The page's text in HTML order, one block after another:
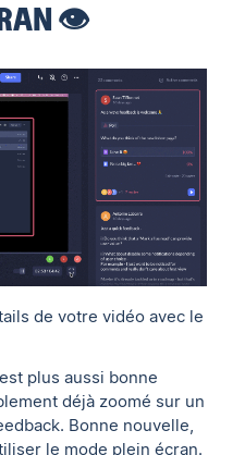
👁
de votre vidéo avec le
plus aussi bonne
déjà zoomé sur un
Bonne nouvelle,
le mode plein écran.